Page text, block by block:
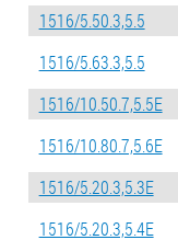
1516/5.50.3,5.5
1516/5.63.3,5.5
1516/10.50.7,5.5E
1516/10.80.7,5.6E
1516/5.20.3,5.3E
1516/5.20.3,5.4E